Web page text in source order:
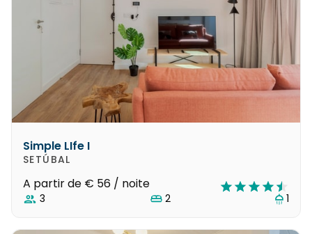
Simple LIfe I
SETÚBAL
A partir de € 56 / noite
3 2 1